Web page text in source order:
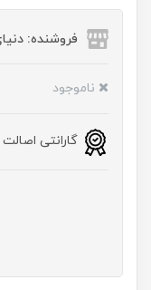
فروشنده:
ناموجود
گارانتی اصالت